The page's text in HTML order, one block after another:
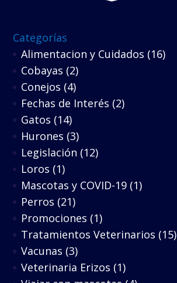
Categorías
Alimentacion y Cuidados (16)
Cobayas (2)
Conejos (4)
Fechas de Interés (2)
Gatos (14)
Hurones (3)
Legislación (12)
Loros (1)
Mascotas y COVID-19 (1)
Perros (21)
Promociones (1)
Tratamientos Veterinarios (15)
Vacunas (3)
Veterinaria Erizos (1)